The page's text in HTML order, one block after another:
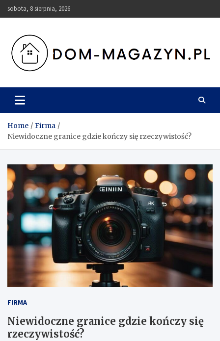
Skip
to
sobota, 8 sierpnia, 2026
Dom-Magazyn.pl
Home
Firma
Niewidoczne granice gdzie kończy się rzeczywistość?
FIRMA
Niewidoczne granice gdzie kończy się
rzeczywistość?